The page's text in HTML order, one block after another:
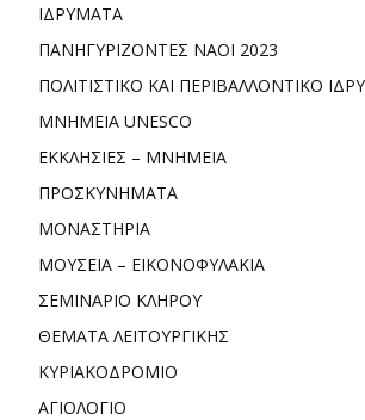
ΙΔΡΥΜΑΤΑ
ΠΑΝΗΓΥΡΙΖΟΝΤΕΣ ΝΑΟΙ 2023
ΠΟΛΙΤΙΣΤΙΚΟ ΚΑΙ ΠΕΡΙΒΑΛΛΟΝΤΙΚΟ
ΜΝΗΜΕΙΑ UNESCO
ΕΚΚΛΗΣΙΕΣ – ΜΝΗΜΕΙΑ
ΠΡΟΣΚΥΝΗΜΑΤΑ
ΜΟΝΑΣΤΗΡΙΑ
ΜΟΥΣΕΙΑ – ΕΙΚΟΝΟΦΥΛΑΚΙΑ
ΣΕΜΙΝΑΡΙΟ ΚΛΗΡΟΥ
ΘΕΜΑΤΑ ΛΕΙΤΟΥΡΓΙΚΗΣ
ΚΥΡΙΑΚΟΔΡΟΜΙΟ
ΑΓΙΟΛΟΓΙΟ